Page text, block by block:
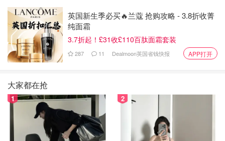
passerelle Simone de Beauvoir）
穿过马路即可发现贝西公园 (Parc de Bercy)。你可以
选择在这里休息休息，或者继续沿着贝尔西路 (rue de
Bercy) 离开公园，左转朝拉尚博迪 (Lachambeaudie)
广场方向行驶，然后沿普鲁东路 (rue Proudhon) 行
左转进入瓦蒂尼街 (rue de Wattignies)继续直行，直至
到达文森森林 (Bois de Vincennes)文森森林和巴黎西
边的布洛涅森林一起被视为巴黎吸收新鲜氧气的两扇
“肺叶”，面积很大大家可以自己各种探索！
英国新生季必买🔥兰蔻 抢购攻略 - 3.8折收菁
纯面霜
3.7折起！£31收£110百肽面霜套装
287 11 Dealmoon英国省钱快报 APP打开
大家都在抢
1 2